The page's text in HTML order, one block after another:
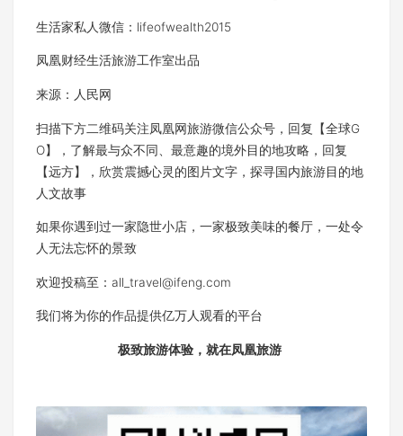
生活家私人微信：lifeofwealth2015
凤凰财经生活旅游工作室出品
来源：人民网
扫描下方二维码关注凤凰网旅游微信公众号，回复【全球G
O】，了解最与众不同、最意趣的境外目的地攻略，回复
【远方】，欣赏震撼心灵的图片文字，探寻国内旅游目的地
人文故事
如果你遇到过一家隐世小店，一家极致美味的餐厅，一处令
人无法忘怀的景致
欢迎投稿至： all_travel@ifeng.com
我们将为你的作品提供亿万人观看的平台
极致旅游体验，就在凤凰旅游